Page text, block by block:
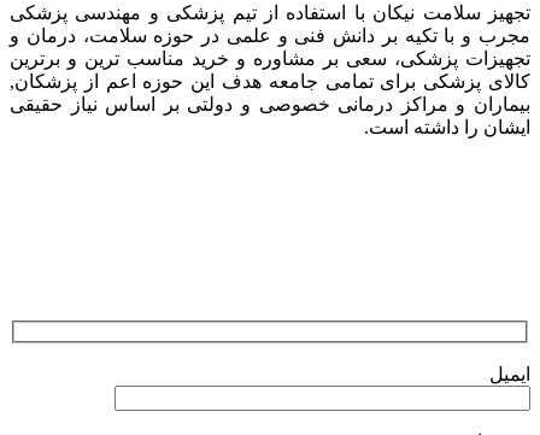
تجهیز سلامت نیکان با استفاده از تیم پزشکی و مهندسی پزشکی
مجرب و با تکیه بر دانش فنی و علمی در حوزه سلامت، درمان و
تجهیزات پزشکی، سعی بر مشاوره و خرید مناسب ترین و برترین
کالای پزشکی برای تمامی جامعه هدف این حوزه اعم از پزشکان,
بیماران و مراکز درمانی خصوصی و دولتی بر اساس نیاز حقیقی
ایشان را داشته است.
ایمیل